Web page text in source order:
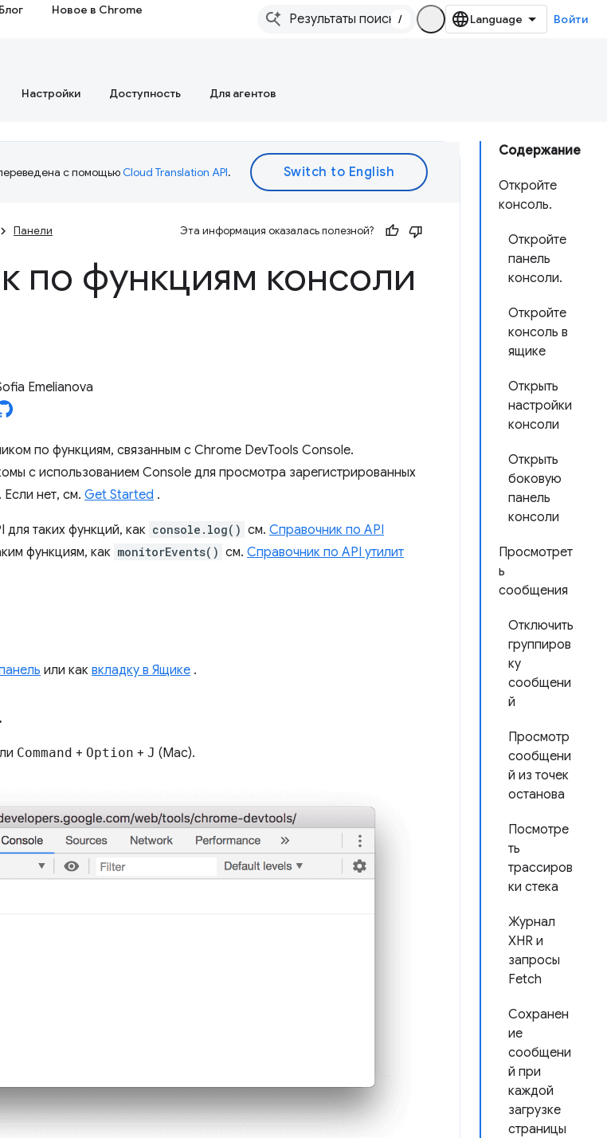
Блог Новое в Chrome
/ Войти
Настройки Доступность Для агентов
Содержание
Откройте
консоль.
Откройте
панель
консоли.
Откройте
консоль в
ящике
Открыть
настройки
консоли
Открыть
боковую
панель
консоли
Просмотрет
ь
сообщения
Отключить
группиров
ку
сообщени
й
Просмотр
сообщени
й из точек
останова
Посмотре
ть
трассиров
ки стека
Журнал
XHR и
запросы
Fetch
Сохранен
ие
сообщени
й при
каждой
загрузке
страницы
с помощьюCloud Translation API.
Панели Эта информация оказалась полезной?
по функциям консоли
Emelianova
по функциям, связанным с Chrome DevTools Console.
с использованием Console для просмотра зарегистрированных
нет, см. Get Started .
таких функций, как console.log() см. Справочник по API
функциям, как monitorEvents() см. Справочник по API утилит
или как вкладку в Ящике .
.
Command + Option + J (Mac).